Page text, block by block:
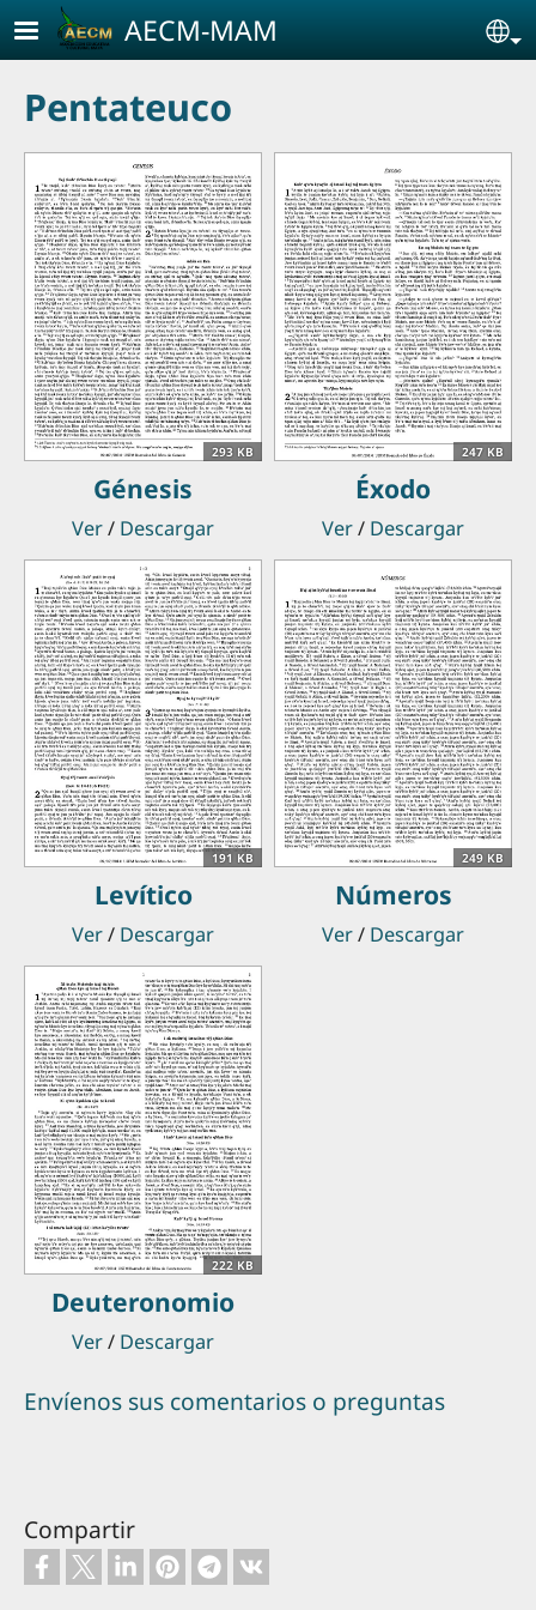
Pasar al contenido principal
AECM-MAM
Pentateuco
293 KB
Génesis
Ver/ Descargar
247 KB
Éxodo
Ver/ Descargar
191 KB
Levítico
Ver/ Descargar
249 KB
Números
Ver/ Descargar
222 KB
Deuteronomio
Ver/ Descargar
Envíenos sus comentarios o preguntas
Compartir